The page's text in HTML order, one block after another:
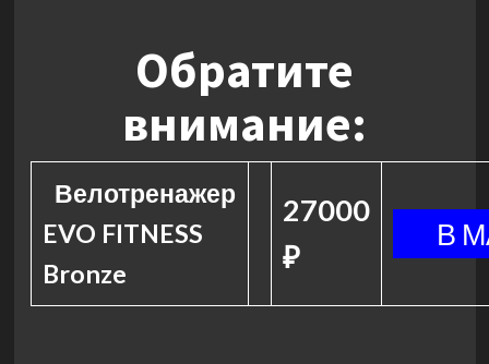
Обратите
внимание:
Велотренажер
EVO FITNESS
Bronze
27000
₽